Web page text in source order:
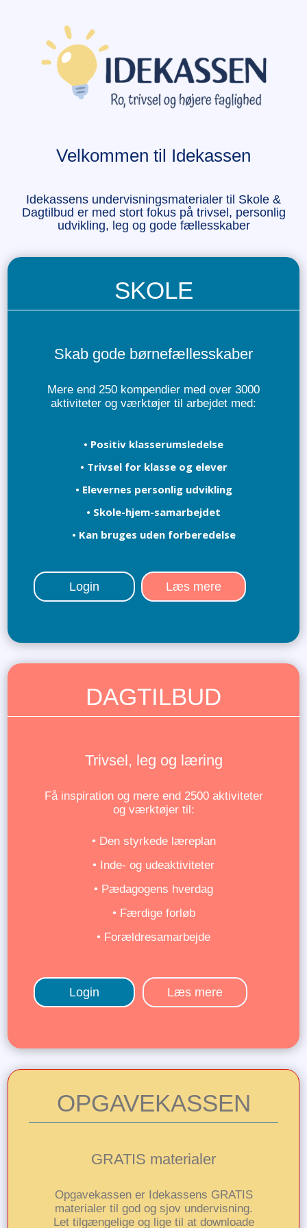
Velkommen til Idekassen
Idekassens undervisningsmaterialer til Skole &
Dagtilbud er med stort fokus på trivsel, personlig
udvikling, leg og gode fællesskaber
SKOLE
Skab gode børnefællesskaber
Mere end 250 kompendier med over 3000
aktiviteter og værktøjer til arbejdet med:
• Positiv klasserumsledelse
• Trivsel for klasse og elever
• Elevernes personlig udvikling
• Skole-hjem-samarbejdet
• Kan bruges uden forberedelse
Login Læs mere
DAGTILBUD
Trivsel, leg og læring
Få inspiration og mere end 2500 aktiviteter
og værktøjer til:
• Den styrkede læreplan
• Inde- og udeaktiviteter
• Pædagogens hverdag
• Færdige forløb
• Forældresamarbejde
Login Læs mere
OPGAVEKASSEN
GRATIS materialer
Opgavekassen er Idekassens GRATIS
materialer til god og sjov undervisning.
Let tilgængelige og lige til at downloade